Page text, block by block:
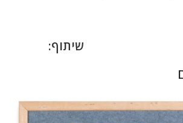
שיתוף: